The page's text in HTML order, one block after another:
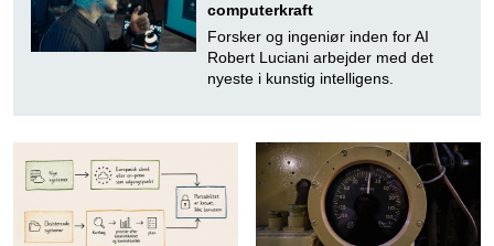
computerkraft
Forsker og ingeniør inden for AI
Robert Luciani arbejder med det
nyeste i kunstig intelligens.